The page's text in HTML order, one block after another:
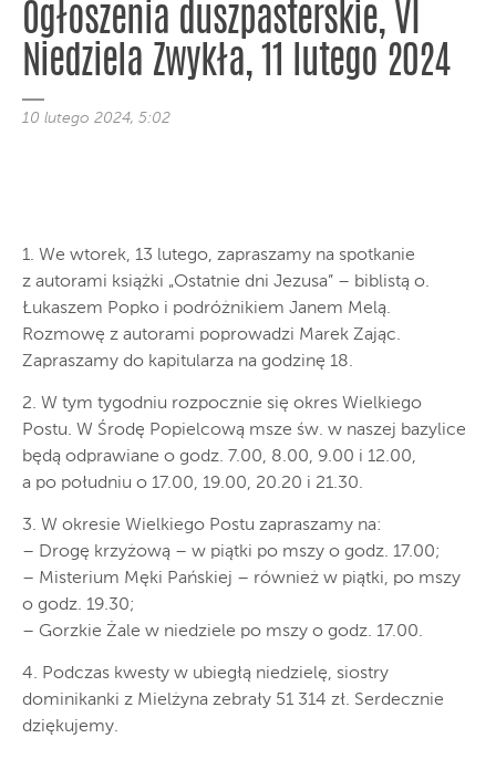
Ogłoszenia duszpasterskie, VI
Niedziela Zwykła, 11 lutego 2024
10 lutego 2024, 5:02
1. We wtorek, 13 lutego, zapraszamy na spotkanie
z autorami książki „Ostatnie dni Jezusa” – biblistą o.
Łukaszem Popko i podróżnikiem Janem Melą.
Rozmowę z autorami poprowadzi Marek Zając.
Zapraszamy do kapitularza na godzinę 18.
2. W tym tygodniu rozpocznie się okres Wielkiego
Postu. W Środę Popielcową msze św. w naszej bazylice
będą odprawiane o godz. 7.00, 8.00, 9.00 i 12.00,
a po południu o 17.00, 19.00, 20.20 i 21.30.
3. W okresie Wielkiego Postu zapraszamy na:
– Drogę krzyżową – w piątki po mszy o godz. 17.00;
– Misterium Męki Pańskiej – również w piątki, po mszy
o godz. 19.30;
– Gorzkie Żale w niedziele po mszy o godz. 17.00.
4. Podczas kwesty w ubiegłą niedzielę, siostry
dominikanki z Mielżyna zebrały 51 314 zł. Serdecznie
dziękujemy.